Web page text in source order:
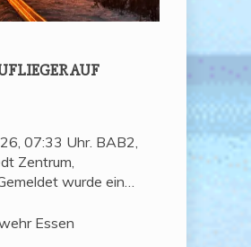
AUF
07:33 Uhr. BAB2,
Zentrum,
wurde ein…